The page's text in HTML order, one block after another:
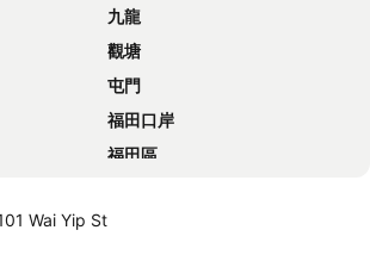
九龍
觀塘
屯門
福田口岸
福田區
Wai Yip St